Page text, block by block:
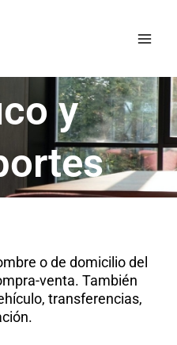
y
o de domicilio del
venta. También
transferencias,